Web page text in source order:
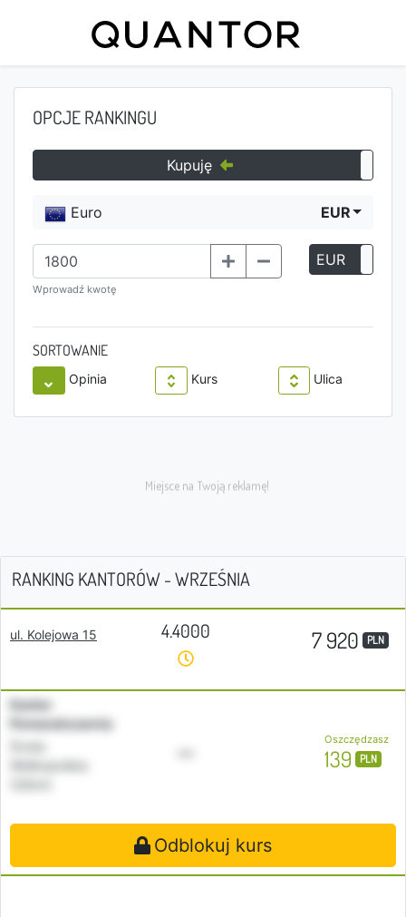
OPCJE RANKINGU
Kupuję
Euro EUR
Wprowadź kwotę
EUR
SORTOWANIE
Opinia Kurs Ulica
RANKING KANTORÓW - WRZEŚNIA
ul. Kolejowa 15 4.4000 7 920 PLN
Kantor
Pomarańczarnia
•••
Oszczędzasz
139 PLN
Odblokuj kurs